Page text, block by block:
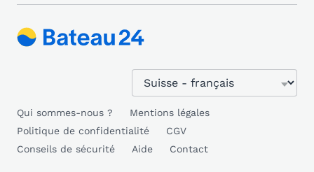
Qui sommes-nous ?
Mentions légales
Politique de confidentialité
CGV
Conseils de sécurité
Aide Contact